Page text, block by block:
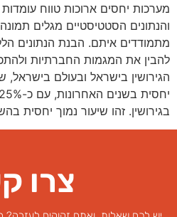
מערכות יחסים ארוכות טווח
והנתונים הסטטיסטיים מגלים
מתמודדים איתם. הבנת הנתונים
להבין את המגמות החברתיות
הגירושין בישראל ובעולם בישראל,
בגירושין. זהו שיעור נמוך יחסית
צרו